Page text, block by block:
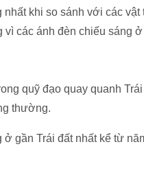
khi so sánh với các vật
vì các ánh đèn chiếu sáng
quỹ đạo quay quanh
thường.
gần Trái đất nhất kể từ